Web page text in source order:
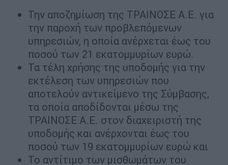
Την αποζημίωση της ΤΡΑΙΝΟΣΕ Α.Ε. για
την παροχή των προβλεπόμενων
υπηρεσιών, η οποία ανέρχεται έως του
ποσού των 21 εκατομμυρίων ευρώ.
Τα τέλη χρήσης της υποδομής για την
εκτέλεση των υπηρεσιών που
αποτελούν αντικείμενο της Σύμβασης,
τα οποία αποδίδονται μέσω της
ΤΡΑΙΝΟΣΕ Α.Ε. στον διαχειριστή της
υποδομής και ανέρχονται έως του
ποσού των 19 εκατομμυρίων ευρώ και
Το αντίτιμο των μισθωμάτων του